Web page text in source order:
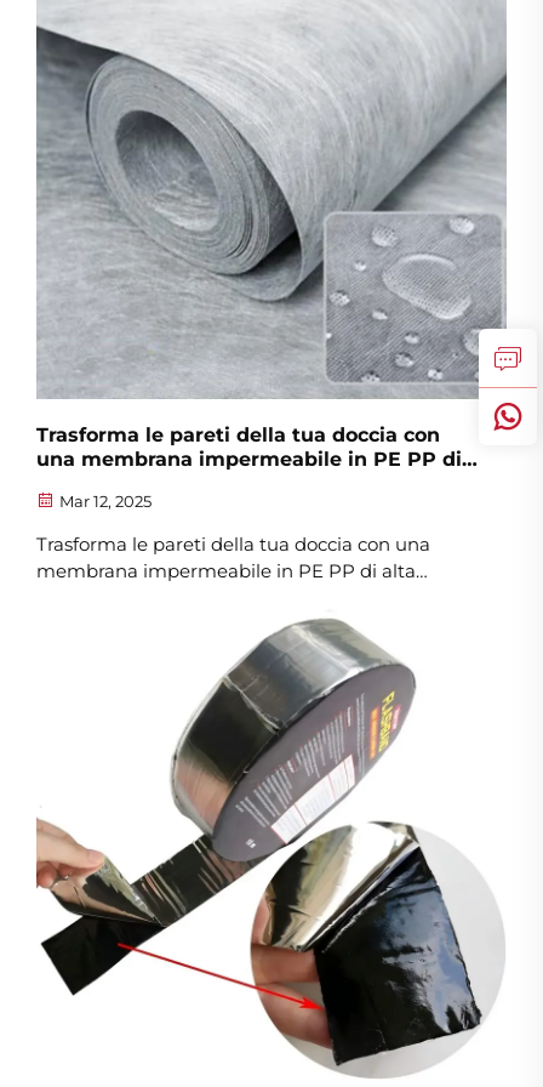
Trasforma le pareti della tua doccia con
una membrana impermeabile in PE PP di
Mar 12, 2025
Trasforma le pareti della tua doccia con una
membrana impermeabile in PE PP di alta
dell'impermeabilizzazione nei bagni. In qualsiasi
bagno, la presenza di acqua è inevitabile. Doccia,
lavandini e vasche da bagno creano un ambiente
ad alta umidità che può ...